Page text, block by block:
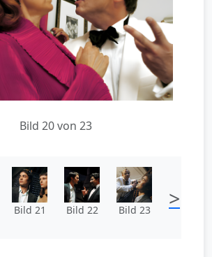
Bild 20 von 23
Bild 21 Bild 22 Bild 23 >